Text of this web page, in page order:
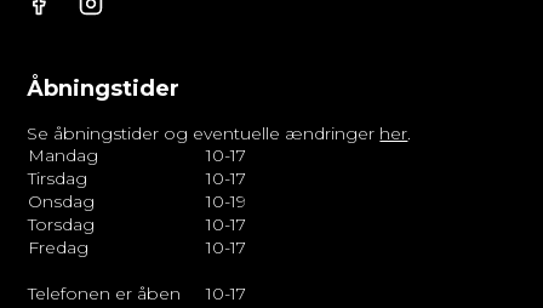
Åbningstider
Se åbningstider og eventuelle ændringer her.
Mandag
10-17
Tirsdag
10-17
Onsdag
10-19
Torsdag
10-17
Fredag
10-17
Telefonen er åben 10-17